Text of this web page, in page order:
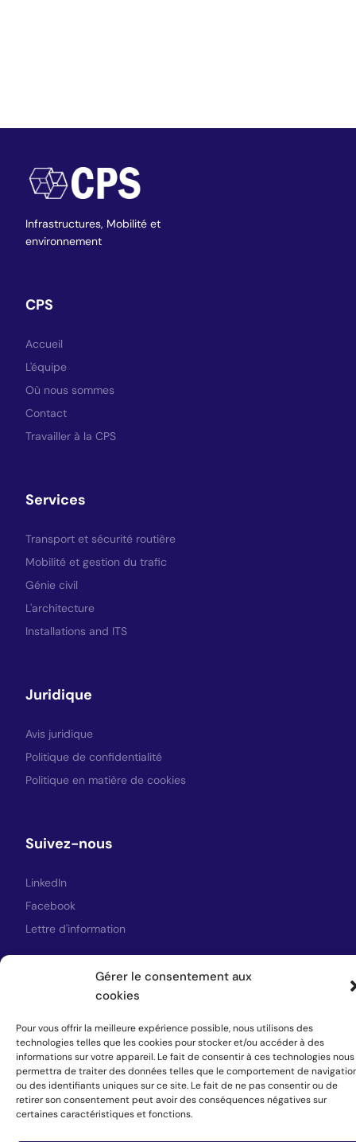
Gérer le consentement aux
cookies
Pour vous offrir la meilleure expérience possible, nous utilisons des
technologies telles que les cookies pour stocker et/ou accéder à des
informations sur votre appareil. Le fait de consentir à ces technologies nous
permettra de traiter des données telles que le comportement de
ou des identifiants uniques sur ce site. Le fait de ne pas consentir ou de
retirer son consentement peut avoir des conséquences négatives sur
certaines caractéristiques et fonctions.
Infrastructures, Mobilité et
environnement
CPS
Accueil
L'équipe
Où nous sommes
Contact
Travailler à la CPS
Services
Transport et sécurité routière
Mobilité et gestion du trafic
Génie civil
L'architecture
Installations and ITS
Juridique
Avis juridique
Politique de confidentialité
Politique en matière de cookies
Suivez-nous
LinkedIn
Facebook
Lettre d'information
par Xufa.es